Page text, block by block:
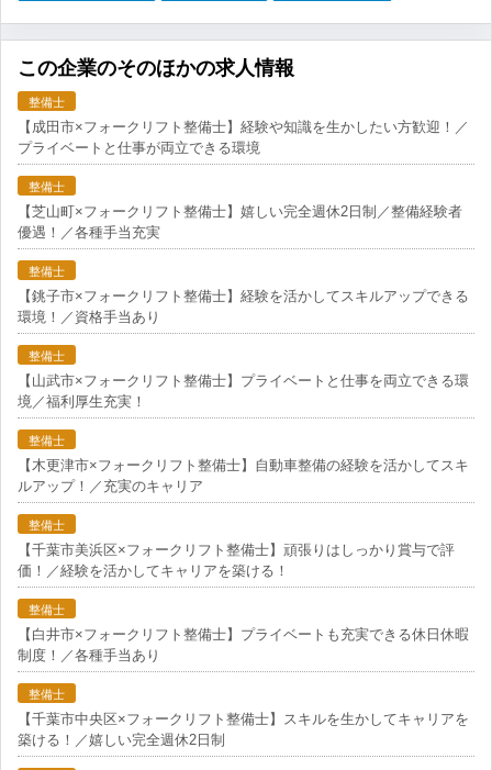
この企業のそのほかの求人情報
【成田市×フォークリフト整備士】経験や知識を生かしたい方歓迎！／
プライベートと仕事が両立できる環境
整備士
【芝山町×フォークリフト整備士】嬉しい完全週休2日制／整備経験者
優遇！／各種手当充実
整備士
【銚子市×フォークリフト整備士】経験を活かしてスキルアップできる
環境！／資格手当あり
整備士
【山武市×フォークリフト整備士】プライベートと仕事を両立できる環
境／福利厚生充実！
整備士
【木更津市×フォークリフト整備士】自動車整備の経験を活かしてスキ
ルアップ！／充実のキャリア
整備士
【千葉市美浜区×フォークリフト整備士】頑張りはしっかり賞与で評
価！／経験を活かしてキャリアを築ける！
整備士
【白井市×フォークリフト整備士】プライベートも充実できる休日休暇
制度！／各種手当あり
整備士
【千葉市中央区×フォークリフト整備士】スキルを生かしてキャリアを
築ける！／嬉しい完全週休2日制
整備士